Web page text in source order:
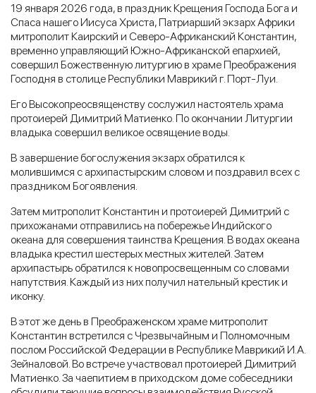
19 января 2026 года, в праздник Крещения Господа Бога и
Спаса нашего Иисуса Христа, Патриарший экзарх Африки
митрополит Каирский и Северо-Африканский Константин,
временно управляющий Южно-Африканской епархией,
совершил Божественную литургию в храме Преображения
Господня в столице Республики Маврикий г. Порт-Луи.
Его Высокопреосвященству сослужил настоятель храма
протоиерей Димитрий Матиенко. По окончании Литургии
владыка совершил великое освящение воды.
В завершение богослужения экзарх обратился к
молившимся с архипастырским словом и поздравил всех с
праздником Богоявления.
Затем митрополит Константин и протоиерей Димитрий с
прихожанами отправились на побережье Индийского
океана для совершения таинства Крещения. В водах океана
владыка крестил шестерых местных жителей. Затем
архипастырь обратился к новопросвещенным со словами
напутствия. Каждый из них получил нательный крестик и
иконку.
В этот же день в Преображенском храме митрополит
Константин встретился с Чрезвычайным и Полномочным
послом Российской Федерации в Республике Маврикий И.А.
Зейналовой. Во встрече участвовал протоиерей Димитрий
Матиенко. За чаепитием в приходском доме собеседники